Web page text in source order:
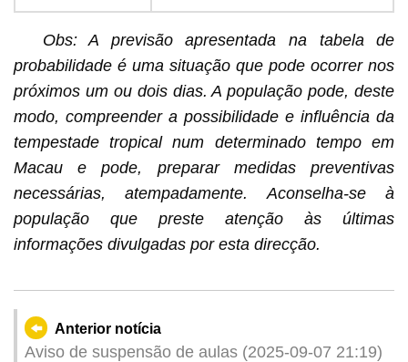
Obs: A previsão apresentada na tabela de
probabilidade é uma situação que pode ocorrer nos
próximos um ou dois dias. A população pode, deste
modo, compreender a possibilidade e influência da
tempestade tropical num determinado tempo em
Macau e pode, preparar medidas preventivas
necessárias, atempadamente. Aconselha-se à
população que preste atenção às últimas
informações divulgadas por esta direcção.
Anterior notícia
Aviso de suspensão de aulas (2025-09-07 21:19)